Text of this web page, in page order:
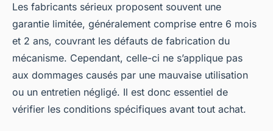
Les fabricants sérieux proposent souvent une
garantie limitée, généralement comprise entre 6 mois
et 2 ans, couvrant les défauts de fabrication du
mécanisme. Cependant, celle-ci ne s’applique pas
aux dommages causés par une mauvaise utilisation
ou un entretien négligé. Il est donc essentiel de
vérifier les conditions spécifiques avant tout achat.